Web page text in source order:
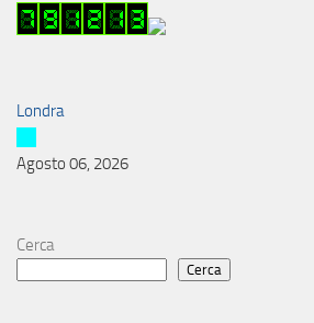
Londra
Agosto 06, 2026
Cerca
Cerca